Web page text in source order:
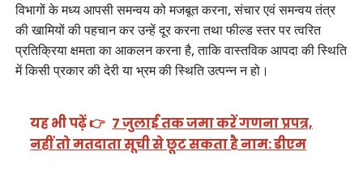
विभागों के मध्य आपसी समन्वय को मजबूत करना, संचार एवं समन्वय तंत्र
की खामियों की पहचान कर उन्हें दूर करना तथा फील्ड स्तर पर त्वरित
प्रतिक्रिया क्षमता का आकलन करना है, ताकि वास्तविक आपदा की स्थिति
में किसी प्रकार की देरी या भ्रम की स्थिति उत्पन्न न हो।
यह भी पढ़ें 👉 7 जुलाई तक जमा करें गणना प्रपत्र,
नहीं तो मतदाता सूची से छूट सकता है नाम: डीएम